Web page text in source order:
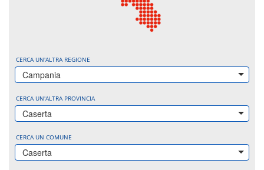
CERCA UN'ALTRA REGIONE
Campania
CERCA UN'ALTRA PROVINCIA
Caserta
CERCA UN COMUNE
Caserta